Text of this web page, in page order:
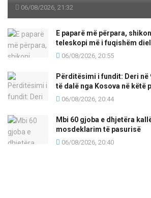
06/08/2026, 21:32
E paparë më përpara,
teleskopi më i fuqishëm
06/08/2026, 20:55
Përditësimi i fundit: Deri në
të dalë nga Kosova në këtë
06/08/2026, 20:44
Mbi 60 gjoba e dhjetëra
mosdeklarim të pasurisë
06/08/2026, 20:40